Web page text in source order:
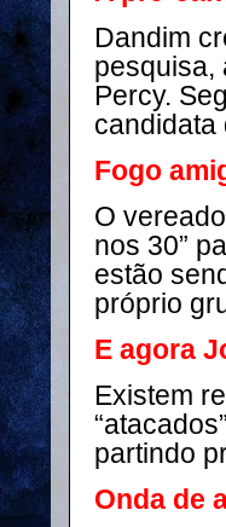
Dandim
pesquisa,
Percy.
candidata
Fogo
O
nos 30”
estão
próprio
E agora
Existem
partindo
Onda de